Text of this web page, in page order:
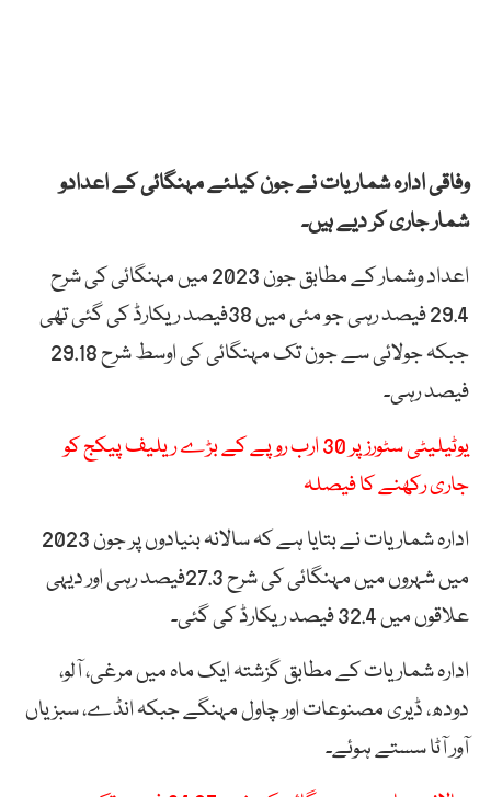
وفاقی ادارہ شماریات نے جون کیلئے مہنگائی کے اعدادو
شمار جاری کر دیے ہیں۔
اعداد وشمار کے مطابق جون 2023 میں مہنگائی کی شرح
29.4 فیصد رہی جو مئی میں 38فیصد ریکارڈ کی گئی تھی
جبکہ جولائی سے جون تک مہنگائی کی اوسط شرح 29.18
فیصد رہی۔
یوٹیلیٹی سٹورز پر 30 ارب روپے کے بڑے ریلیف پیکج کو
جاری رکھنے کا فیصلہ
ادارہ شماریات نے بتایا ہے کہ سالانہ بنیادوں پر جون 2023
میں شہروں میں مہنگائی کی شرح 27.3فیصد رہی اور دیہی
علاقوں میں 32.4 فیصد ریکارڈ کی گئی۔
ادارہ شماریات کے مطابق گزشتہ ایک ماہ میں مرغی، آلو،
دودھ، ڈیری مصنوعات اور چاول مہنگے جبکہ انڈے، سبزیاں
آور آٹا سستے ہوئے۔